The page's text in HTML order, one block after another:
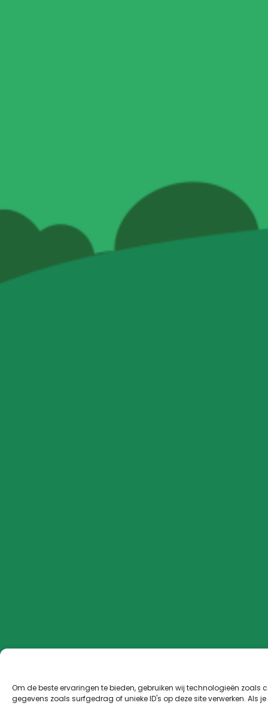
Om de beste ervaringen te bieden, gebruiken wij technologieën
gegevens zoals surfgedrag of unieke ID's op deze site verwerken.